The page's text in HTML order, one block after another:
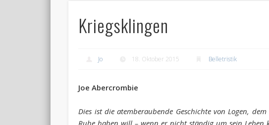
Kriegsklingen
Jo 18. Oktober 2015 Belletristik
Joe Abercrombie
Dies ist die atemberaubende Geschichte von Logen,
Ruhe haben will – wenn er nicht ständig um sein Leben